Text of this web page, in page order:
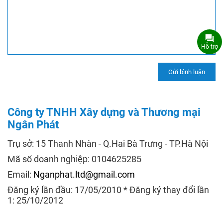
Công ty TNHH Xây dựng và Thương mại
Ngân Phát
Trụ sở: 15 Thanh Nhàn - Q.Hai Bà Trưng - TP.Hà Nội
Mã số doanh nghiệp: 0104625285
Email: Nganphat.ltd@gmail.com
Đăng ký lần đầu: 17/05/2010 * Đăng ký thay đổi lần
1: 25/10/2012
Hỗ trợ